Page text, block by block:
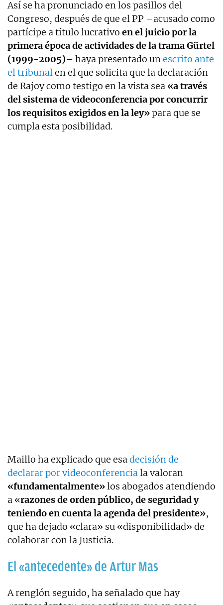
Así se ha pronunciado en los pasillos del
Congreso, después de que el PP –acusado como
partícipe a título lucrativo en el juicio por la
primera época de actividades de la trama Gürtel
(1999-2005)– haya presentado unescrito ante
el tribunalen el que solicita que la declaración
de Rajoy como testigo en la vista sea «a través
del sistema de videoconferencia por concurrir
los requisitos exigidos en la ley»para que se
cumpla esta posibilidad.
Maillo ha explicado que esadecisión de
declarar por videoconferenciala valoran
«fundamentalmente»los abogados atendiendo
a «razones de orden público, de seguridad y
teniendo en cuenta la agenda del presidente»,
que ha dejado «clara» su «disponibilidad» de
colaborar con la Justicia.
El «antecedente» de Artur Mas
A renglón seguido, ha señalado que hay